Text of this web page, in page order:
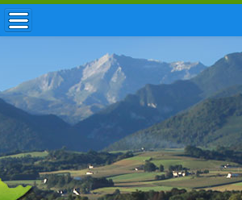
ACCUEIL / INFOS
MUNICIPALITÉ
VIE LOCALE
ENFANCE
TOURISME